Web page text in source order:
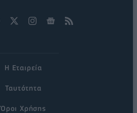
Η Εταιρεία
Ταυτότητα
Όροι Χρήσης